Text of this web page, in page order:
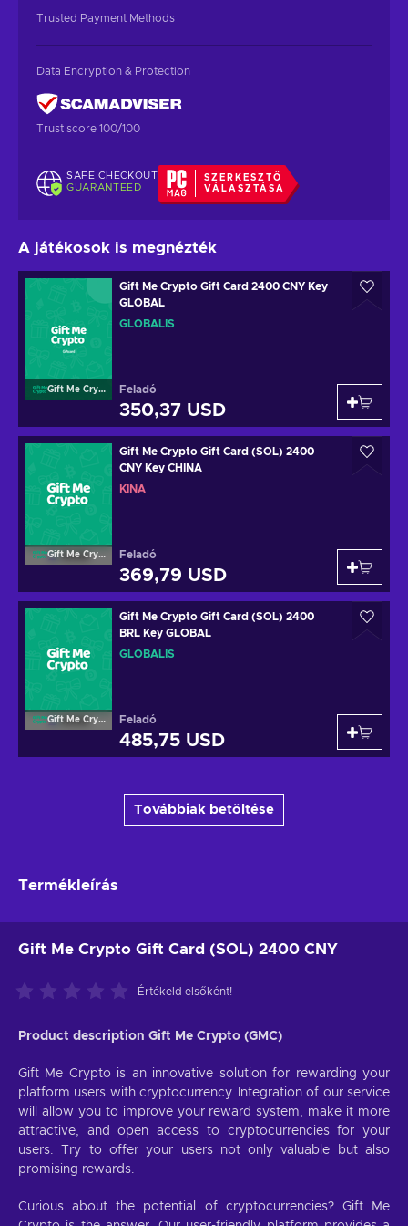
Trusted Payment Methods
Data Encryption & Protection
Trust score 100/100
SAFE CHECKOUT
GUARANTEED
SZERKESZTŐ
VÁLASZTÁSA
A játékosok is megnézték
Gift Me Crypto
Gift Me Crypto Gift Card 2400 CNY Key
GLOBAL
GLOBÁLIS
Feladó
350,37 USD
Gift Me Crypto
Gift Me Crypto Gift Card (SOL) 2400
CNY Key CHINA
KÍNA
Feladó
369,79 USD
Gift Me Crypto
Gift Me Crypto Gift Card (SOL) 2400
BRL Key GLOBAL
GLOBÁLIS
Feladó
485,75 USD
Továbbiak betöltése
Termékleírás
Gift Me Crypto Gift Card (SOL) 2400 CNY
Értékeld elsőként!
Product description Gift Me Crypto (GMC)
Gift Me Crypto is an innovative solution for rewarding your
platform users with cryptocurrency. Integration of our service
will allow you to improve your reward system, make it more
attractive, and open access to cryptocurrencies for your
users. Try to offer your users not only valuable but also
promising rewards.
Curious about the potential of cryptocurrencies? Gift Me